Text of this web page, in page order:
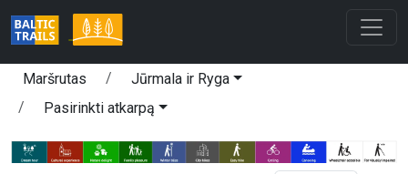
Maršrutas
Jūrmala ir Ryga
Pasirinkti atkarpą